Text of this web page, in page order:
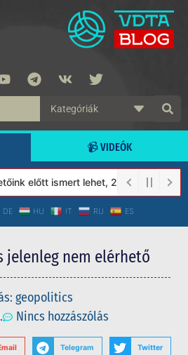
📹 VIDEÓK
előtt ismert lehet, 2023-tól a
DE HU IT RU ES
jelenleg nem elérhető
geopolitics
Nincs hozzászólás
Telegram Twitter